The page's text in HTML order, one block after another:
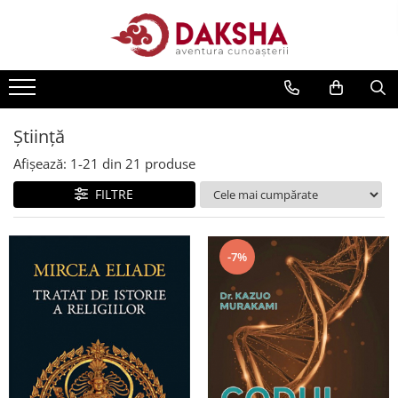
Editura Daksha
Seria Anton Parks
Seria David Icke
Seria Immanuel Velikovsky
Dezvăluiri
Spiritualitate
Extratereștrii
Transformare spirituală
Psihologie
Știință
Afișează: 1-21 din 21 produse
FILTRE
-7%